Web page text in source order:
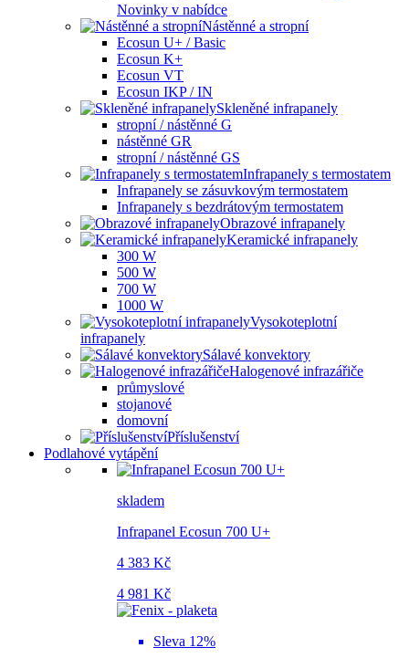
Novinky v nabídce
Nástěnné a stropní
Ecosun U+ / Basic
Ecosun K+
Ecosun VT
Ecosun IKP / IN
Skleněné infrapanely
stropní / nástěnné G
nástěnné GR
stropní / nástěnné GS
Infrapanely s termostatem
Infrapanely se zásuvkovým termostatem
Infrapanely s bezdrátovým termostatem
Obrazové infrapanely
Keramické infrapanely
300 W
500 W
700 W
1000 W
Vysokoteplotní
infrapanely
Sálavé konvektory
Halogenové infrazářiče
průmyslové
stojanové
domovní
Příslušenství
Podlahové vytápění
skladem
Infrapanel Ecosun 700 U+
4 383 Kč
4 981 Kč
Sleva 12%